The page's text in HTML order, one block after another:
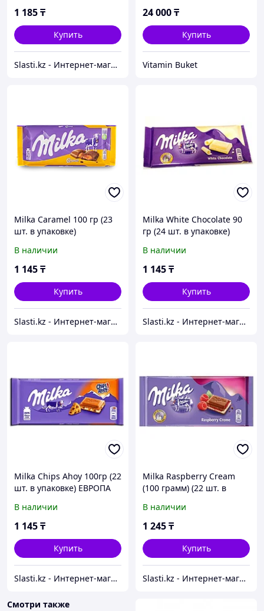
1 185₸
Купить
Slasti.kz - Интернет-магазин сладостей
24 000₸
Купить
Vitamin Buket
Milka Caramel 100 гр (23
шт. в упаковке)
В наличии
1 145₸
Купить
Slasti.kz - Интернет-магазин сладостей
Milka White Chocolate 90
гр (24 шт. в упаковке)
В наличии
1 145₸
Купить
Slasti.kz - Интернет-магазин сладостей
Milka Chips Ahoy 100гр (22
шт. в упаковке) ЕВРОПА
В наличии
1 145₸
Купить
Slasti.kz - Интернет-магазин сладостей
Milka Raspberry Cream
(100 грамм) (22 шт. в
В наличии
1 245₸
Купить
Slasti.kz - Интернет-магазин сладостей
Смотри также